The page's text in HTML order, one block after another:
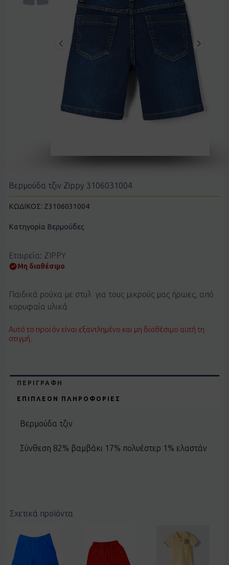
Βερμούδα τζιν Zippy 3106031004
ΚΩΔΙΚΟΣ: Z3106031004
Κατηγορία Βερμούδες
Εταιρεία: ZIPPY
Μη διαθέσιμο
Παιδικά ρούχα με στυλ για τους μικρούς μας ήρωες, από
κορυφαία υλικά
Αυτό το προϊόν είναι εξαντλημένο και μη διαθέσιμο αυτή τη
στιγμή.
ΠΕΡΙΓΡΑΦΉ
ΕΠΙΠΛΈΟΝ ΠΛΗΡΟΦΟΡΊΕΣ
Βερμούδα τζιν
Σύνθεση 82% βαμβάκι 17% πολυέστερ 1% ελαστάν
Σχετικά προϊόντα